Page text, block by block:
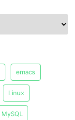
emacs
Linux
MySQL